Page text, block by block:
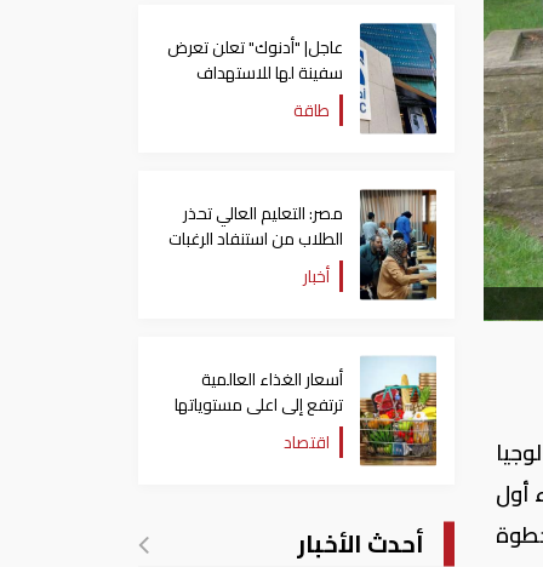
أول
عاجل| "أدنوك" تعلن تعرض
سفينة لها للاستهداف
بصاروخ في مضيق هرمز
طاقة
مصر: التعليم العالي تحذر
الطلاب من استنفاد الرغبات
قبل غلق التسجيل
أخبار
أسعار الغذاء العالمية
ترتفع إلى اعلى مستوياتها
منذ 3 سنواتاقتصاد
أحدث الأخبار